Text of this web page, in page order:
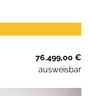
76.499,00 €
ausweisbar